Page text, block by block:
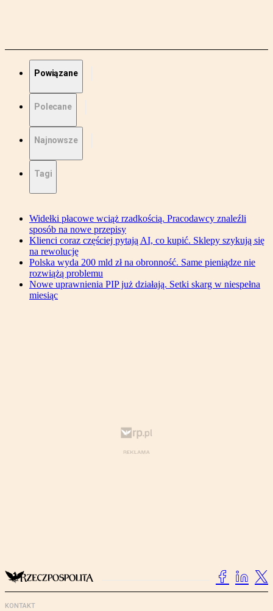
Powiązane
Polecane
Najnowsze
Tagi
Widełki płacowe wciąż rzadkością. Pracodawcy znaleźli
sposób na nowe przepisy
Klienci coraz częściej pytają AI, co kupić. Sklepy szykują się
na rewolucję
Polska wyda 200 mld zł na obronność. Same pieniądze nie
rozwiążą problemu
Nowe uprawnienia PIP już działają. Setki skarg w niespełna
miesiąc
KONTAKT